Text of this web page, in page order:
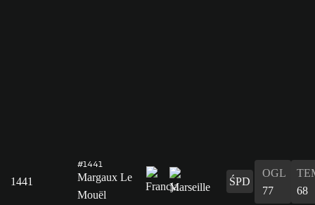
1441
#1441
Margaux Le
Mouël
ŚPD
OGL
77
68